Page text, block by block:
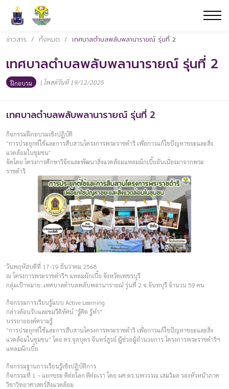
ข่าวสาร / ทั้งหมด / เทศบาลตำบลพลับพลานารายณ์ รุ่นที่ 2
เทศบาลตำบลพลับพลานารายณ์ รุ่นที่ 2
ฝึกอบรม | โพสต์วันที่ 19/12/2025
เทศบาลตำบลพลับพลานารายณ์ รุ่นที่ 2
กิจกรรมฝึกอบรมเชิงปฏิบัติ
“การประยุกต์ใช้และการสืบสานโครงการพระราชดำริ เพื่อการแก้ไขปัญหาขยะและสิ่ง
แวดล้อมในชุมชน”
จัดโดย โครงการศึกษาวิจัยและพัฒนาสิ่งแวดล้อมแหลมผักเบี้ยอันเนื่องมาจากพระ
ราชดำริ
วันพฤหัสบดีที่ 17-19 ธันวาคม 2568
ณ โครงการพระราชดำริฯ แหลมผักเบี้ย จังหวัดเพชรบุรี
กลุ่มเป้าหมาย: เทศบาลตำบลพลับพลานารายณ์ รุ่นที่ 2 จ.จันทบุรี จำนวน 59 คน
กิจกรรมการเรียนรู้แบบ Active Learning
กล่าวต้อนรับและชมวีดิทัศน์ “รู้คิด รู้ทำ”
บรรยายองค์ความรู้
“การประยุกต์ใช้และการสืบสานโครงการพระราชดำริ เพื่อการแก้ไขปัญหาขยะและสิ่ง
แวดล้อมในชุมชน” โดย ดร.จุลบุตร จันทร์สูรย์ ผู้ช่วยผู้อำนวยการ โครงการพระราชดำริฯ
แหลมผักเบี้ย
กิจกรรมฐานการเรียนรู้เชิงปฏิบัติการ
กิจกรรมที่ 1 – แยกขยะ ดีต่อโลก ดีต่อเรา โดย ผศ.ดร.นพวรรณ เสมวิมล รองหัวหน้าภาค
วิชาวิทยาศาสตร์สิ่งแวดล้อม